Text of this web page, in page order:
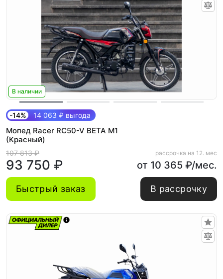
В наличии
-14% 14 063 ₽ выгода
Мопед Racer RC50-V BETA M1
(Красный)
107 813 ₽
93 750 ₽
рассрочка на 12. мес
от 10 365 ₽/мес.
Быстрый заказ В рассрочку